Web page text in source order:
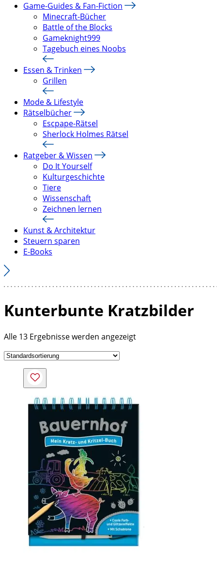
Game-Guides & Fan-Fiction
Minecraft-Bücher
Battle of the Blocks
Gameknight999
Tagebuch eines Noobs
Essen & Trinken
Grillen
Mode & Lifestyle
Rätselbücher
Escpape-Rätsel
Sherlock Holmes Rätsel
Ratgeber & Wissen
Do It Yourself
Kulturgeschichte
Tiere
Wissenschaft
Zeichnen lernen
Kunst & Architektur
Steuern sparen
E-Books
Kunterbunte Kratzbilder
Alle 13 Ergebnisse werden angezeigt